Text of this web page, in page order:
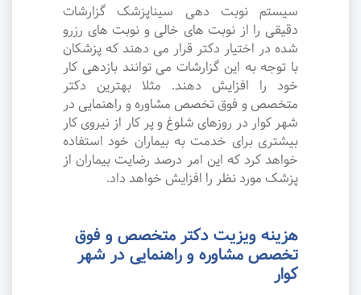
سیستم نوبت دهی سیناپزشک گزارشات
دقیقی را از نوبت های خالی و نوبت های رزرو
شده در اختیار دکتر قرار می دهند که پزشکان
با توجه به این گزارشات می توانند بازدهی کار
خود را افزایش دهند. مثلا بهترین دکتر
متخصص و فوق تخصص مشاوره و راهنمایی در
شهر کوار در روزهای شلوغ و پر کار از نیروی کار
بیشتری برای خدمت به بیماران خود استفاده
خواهد کرد که این امر درصد رضایت بیماران از
پزشک مورد نظر را افزایش خواهد داد.
هزینه ویزیت دکتر متخصص و فوق
تخصص مشاوره و راهنمایی در شهر
کوار